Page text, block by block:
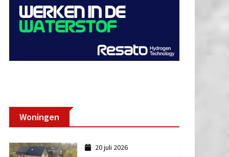
Woningen
20 juli 2026